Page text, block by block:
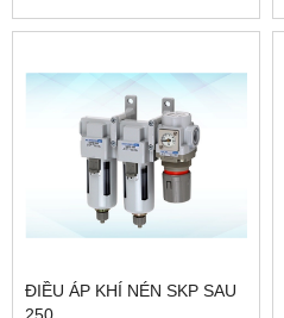
ĐIỀU ÁP KHÍ NÉN SKP SAU